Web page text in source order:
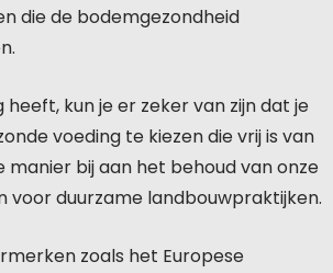
die de bodemgezondheid
kun je er zeker van zijn dat je
voeding te kiezen die vrij is van
bij aan het behoud van onze
voor duurzame landbouwpraktijken.
zoals het Europese